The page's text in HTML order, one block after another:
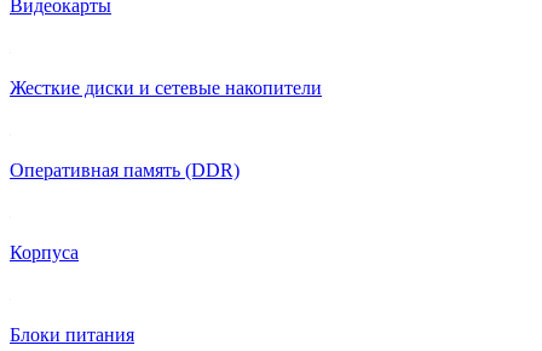
Видеокарты
Жесткие диски и сетевые накопители
Оперативная память (DDR)
Корпуса
Блоки питания